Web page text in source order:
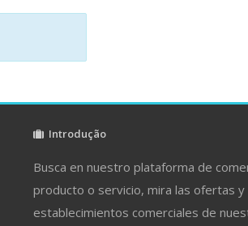
Introdução
Busca en nuestro plataforma de
producto o servicio, mira las ofertas y
establecimientos comerciales de